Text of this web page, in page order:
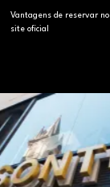
Vantagens de reservar no
site oficial